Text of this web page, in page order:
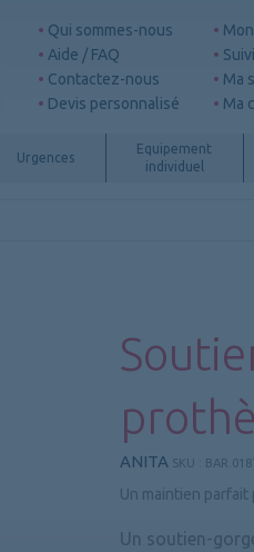
Qui sommes-nous
Aide / FAQ
Contactez-nous
Devis personnalisé
Ma
Ma
Urgences
Equipement
individuel
ANITA SKU :
Un maintien
Un soutien-